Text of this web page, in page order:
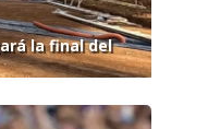
la final del